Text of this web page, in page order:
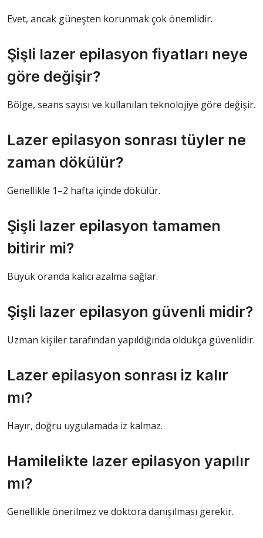
Evet, ancak güneşten korunmak çok önemlidir.
Şişli lazer epilasyon fiyatları neye
göre değişir?
Bölge, seans sayısı ve kullanılan teknolojiye göre değişir.
Lazer epilasyon sonrası tüyler ne
zaman dökülür?
Genellikle 1–2 hafta içinde dökülür.
Şişli lazer epilasyon tamamen
bitirir mi?
Büyük oranda kalıcı azalma sağlar.
Şişli lazer epilasyon güvenli midir?
Uzman kişiler tarafından yapıldığında oldukça güvenlidir.
Lazer epilasyon sonrası iz kalır
mı?
Hayır, doğru uygulamada iz kalmaz.
Hamilelikte lazer epilasyon yapılır
mı?
Genellikle önerilmez ve doktora danışılması gerekir.